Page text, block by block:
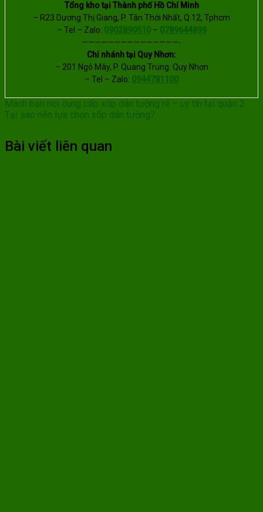
Tổng kho tại Thành phố Hồ Chí Minh
– R23 Dương Thị Giang, P. Tân Thới Nhất, Q.12, Tphcm
– Tel – Zalo: 0902890510 – 0789644899
———————————————-
Chi nhánh tại Quy Nhơn:
– 201 Ngô Mây, P. Quang Trung. Quy Nhơn
– Tel – Zalo: 0944781100
Mách bạn nơi cung cấp xốp dán tường rẻ – uy tín tại quận 2
Tại sao nên lựa chọn xốp dán tường?
Bài viết liên quan